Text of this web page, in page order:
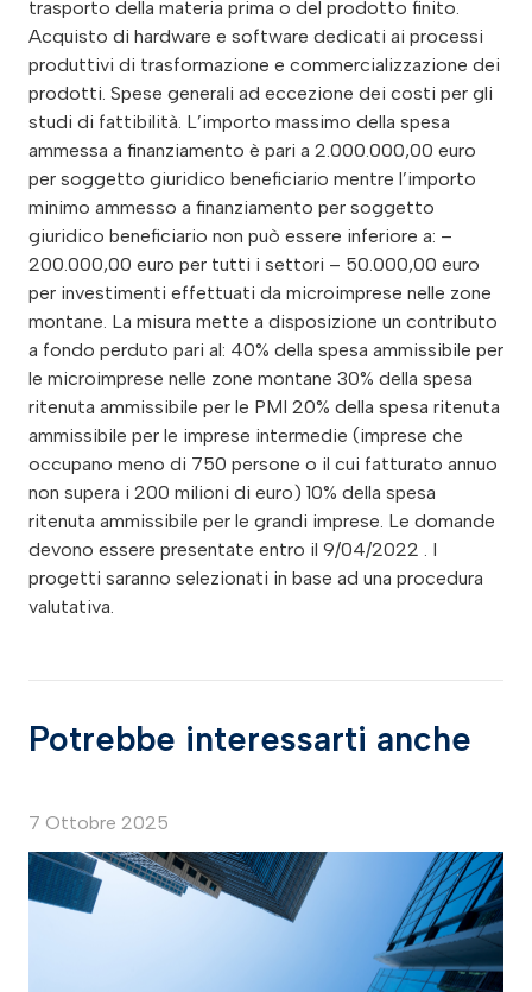
trasporto della materia prima o del prodotto finito.
Acquisto di hardware e software dedicati ai processi
produttivi di trasformazione e commercializzazione dei
prodotti. Spese generali ad eccezione dei costi per gli
studi di fattibilità. L’importo massimo della spesa
ammessa a finanziamento è pari a 2.000.000,00 euro
per soggetto giuridico beneficiario mentre l’importo
minimo ammesso a finanziamento per soggetto
giuridico beneficiario non può essere inferiore a: –
200.000,00 euro per tutti i settori – 50.000,00 euro
per investimenti effettuati da microimprese nelle zone
montane. La misura mette a disposizione un contributo
a fondo perduto pari al: 40% della spesa ammissibile per
le microimprese nelle zone montane 30% della spesa
ritenuta ammissibile per le PMI 20% della spesa ritenuta
ammissibile per le imprese intermedie (imprese che
occupano meno di 750 persone o il cui fatturato annuo
non supera i 200 milioni di euro) 10% della spesa
ritenuta ammissibile per le grandi imprese. Le domande
devono essere presentate entro il 9/04/2022 . I
progetti saranno selezionati in base ad una procedura
valutativa.
Potrebbe interessarti anche
7 Ottobre 2025